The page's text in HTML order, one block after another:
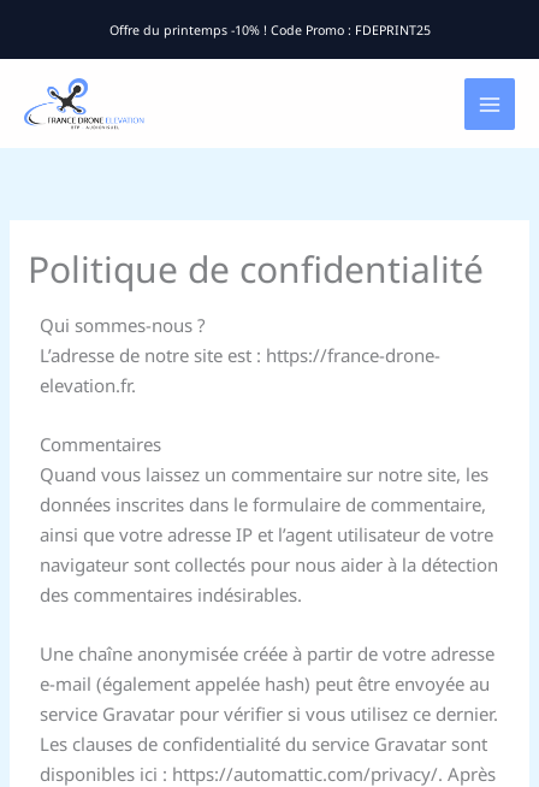
Offre du printemps -10% ! Code Promo : FDEPRINT25
Politique de confidentialité
Qui sommes-nous ?
L’adresse de notre site est : https://france-drone-
elevation.fr.
Commentaires
Quand vous laissez un commentaire sur notre site, les
données inscrites dans le formulaire de commentaire,
ainsi que votre adresse IP et l’agent utilisateur de votre
navigateur sont collectés pour nous aider à la détection
des commentaires indésirables.
Une chaîne anonymisée créée à partir de votre adresse
e-mail (également appelée hash) peut être envoyée au
service Gravatar pour vérifier si vous utilisez ce dernier.
Les clauses de confidentialité du service Gravatar sont
disponibles ici : https://automattic.com/privacy/. Après